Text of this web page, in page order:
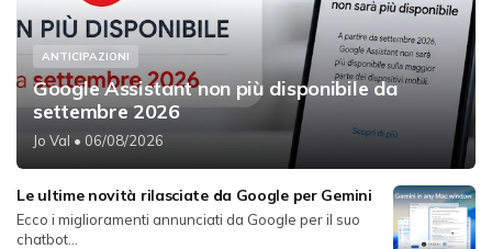
ANTICIPAZIONI
Google Assistant non più disponibile da
settembre 2026
Jo Val • 06/08/2026
Le ultime novità rilasciate da Google per Gemini
Ecco i miglioramenti annunciati da Google per il suo
chatbot...